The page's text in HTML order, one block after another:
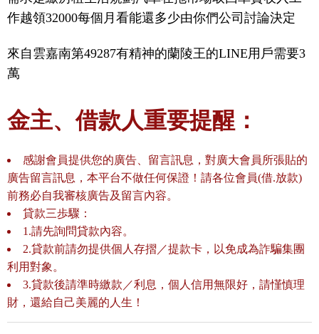
作越領32000每個月看能還多少由你們公司討論決定
來自雲嘉南第49287有精神的蘭陵王的LINE用戶需要3
萬
金主、借款人重要提醒：
感謝會員提供您的廣告、留言訊息，對廣大會員所張貼的
廣告留言訊息，本平台不做任何保證！請各位會員(借.放款)
前務必自我審核廣告及留言內容。
貸款三歩驟：
1.請先詢問貸款內容。
2.貸款前請勿提供個人存摺／提款卡，以免成為詐騙集團
利用對象。
3.貸款後請準時繳款／利息，個人信用無限好，請慬慎理
財，還給自己美麗的人生！